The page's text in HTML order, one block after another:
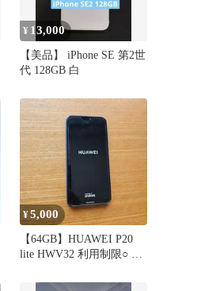
¥ 13,000
【美品】 iPhone SE 第2世
代 128GB 白
¥5,000
【64GB】HUAWEI P20
lite HWV32 利用制限○ 初